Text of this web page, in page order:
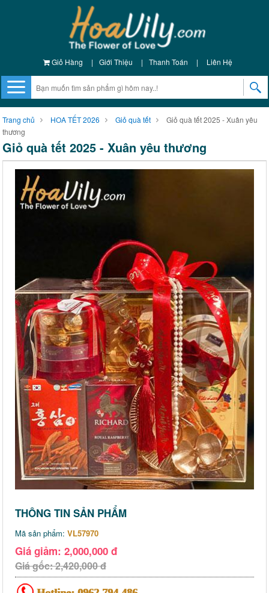
Giỏ Hàng | Giới Thiệu | Thanh Toán | Liên Hệ
Trang chủ HOA TẾT 2026 Giỏ quà tết
Giỏ quà tết 2025 - Xuân yêu
thương
Giỏ quà tết 2025 - Xuân yêu thương
THÔNG TIN SẢN PHẨM
Mã sản phẩm: VL57970
Giá giảm: 2,000,000 đ
Giá gốc: 2,420,000 đ